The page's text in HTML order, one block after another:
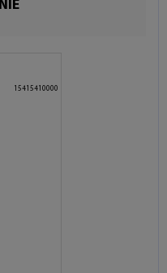
NIE
15415410000